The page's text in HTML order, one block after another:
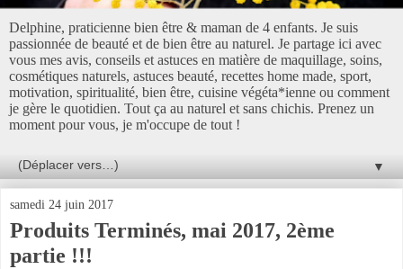
Delphine, praticienne bien être & maman de 4 enfants. Je suis
passionnée de beauté et de bien être au naturel. Je partage ici avec
vous mes avis, conseils et astuces en matière de maquillage, soins,
cosmétiques naturels, astuces beauté, recettes home made, sport,
motivation, spiritualité, bien être, cuisine végéta*ienne ou comment
je gère le quotidien. Tout ça au naturel et sans chichis. Prenez un
moment pour vous, je m'occupe de tout !
▼
samedi 24 juin 2017
Produits Terminés, mai 2017, 2ème
partie !!!